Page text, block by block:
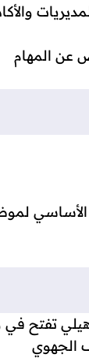
عن المهام
تفتح في
الجهوي